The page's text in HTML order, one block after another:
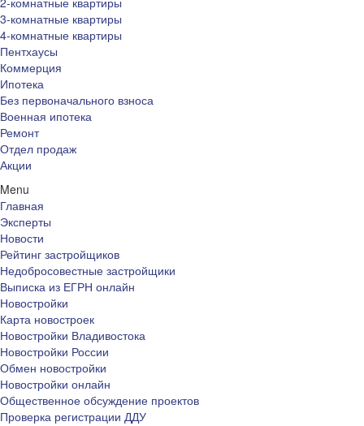
3-комнатные квартиры
4-комнатные квартиры
Пентхаусы
Коммерция
Ипотека
Без первоначального взноса
Военная ипотека
Ремонт
Отдел продаж
Акции
Menu
Главная
Эксперты
Новости
Рейтинг застройщиков
Недобросовестные застройщики
Выписка из ЕГРН онлайн
Новостройки
Карта новостроек
Новостройки Владивостока
Новостройки России
Обмен новостройки
Новостройки онлайн
Общественное обсуждение проектов
Проверка регистрации ДДУ